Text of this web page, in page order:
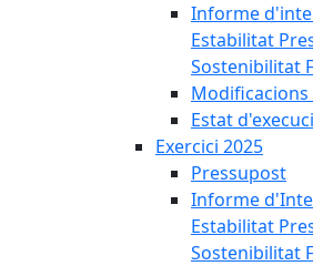
Informe
Estabilitat
Sostenibilitat
Estat
Exercici 2025
Pressupost
Informe
Estabilitat
Sostenibilitat